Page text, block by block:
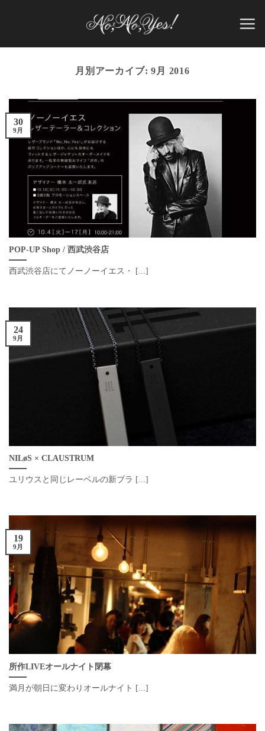
月別アーカイブ:9月 2016
POP-UP Shop / 西武渋谷店
西武渋谷店にてノーノーイエス・ [...]
30
9月
NILøS × CLAUSTRUM
ユリウスと同じレーベルの新ブラ [...]
24
9月
所作LIVEオールナイト閉幕
満月が朝日に変わりオールナイト [...]
19
9月